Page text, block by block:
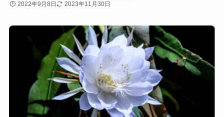
2022年9月8日 2023年11月30日